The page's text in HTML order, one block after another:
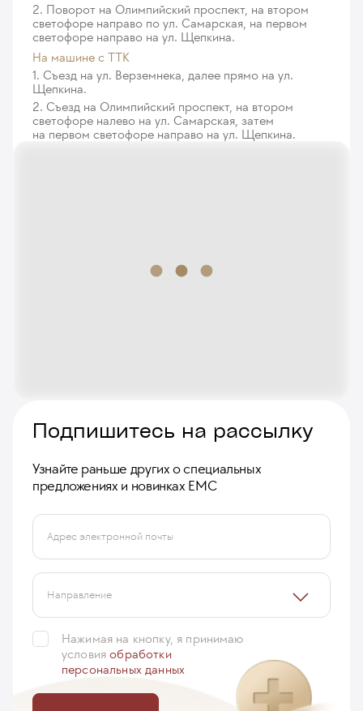
2. Поворот на Олимпийский проспект, на втором
светофоре направо по ул. Самарская, на первом
светофоре направо на ул. Щепкина.
На машине с ТТК
1. Съезд на ул. Верземнека, далее прямо на ул.
Щепкина.
2. Съезд на Олимпийский проспект, на втором
светофоре налево на ул. Самарская, затем
на первом светофоре направо на ул. Щепкина.
Подпишитесь на рассылку
Узнайте раньше других о специальных
предложениях и новинках ЕМС
Адрес электронной почты
Направление
Нажимая на кнопку, я принимаю
условияобработки
персональных данных